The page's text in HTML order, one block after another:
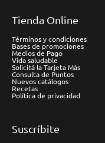
Tienda Online
Términos y condiciones
Bases de promociones
Medios de Pago
Vida saludable
Solicitá la Tarjeta Más
Consulta de Puntos
Nuevos catálogos
Recetas
Política de privacidad
Suscríbite